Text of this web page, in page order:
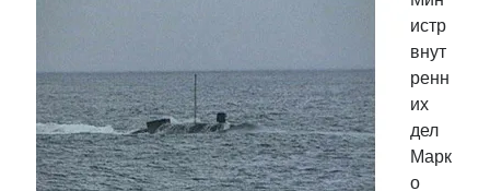
Образование
Парламент и правительство
Фотографии
Экономика
Эстония и Россия
истр
внут
ренн
их
дел
Марк
о